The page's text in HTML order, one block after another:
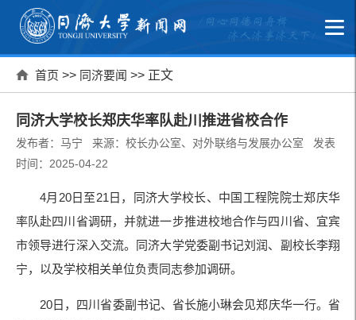
首页 >> 同济要闻 >> 正文
同济大学校长郑庆华率队赴川推进省校合作
发布者：马宁 来源：校长办公室、对外联络与发展办公室 发表
时间：2025-04-22
4月20日至21日，同济大学校长、中国工程院院士郑庆华
率队赴四川省调研，并就进一步推进校地合作与四川省、宜宾
市领导进行深入交流。同济大学党委副书记刘润、副校长李翔
宁，以及学校相关单位负责同志参加调研。
20日，四川省委副书记、省长施小琳会见郑庆华一行。省